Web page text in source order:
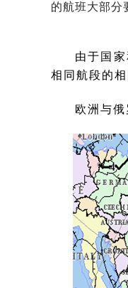
的航班大部分
由于国
相同航段的相
欧洲与